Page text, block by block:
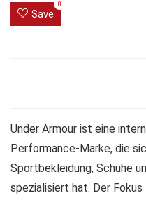
Save
0
Under Armour ist eine
Performance-Marke, die
Sportbekleidung, Schuhe
spezialisiert hat. Der